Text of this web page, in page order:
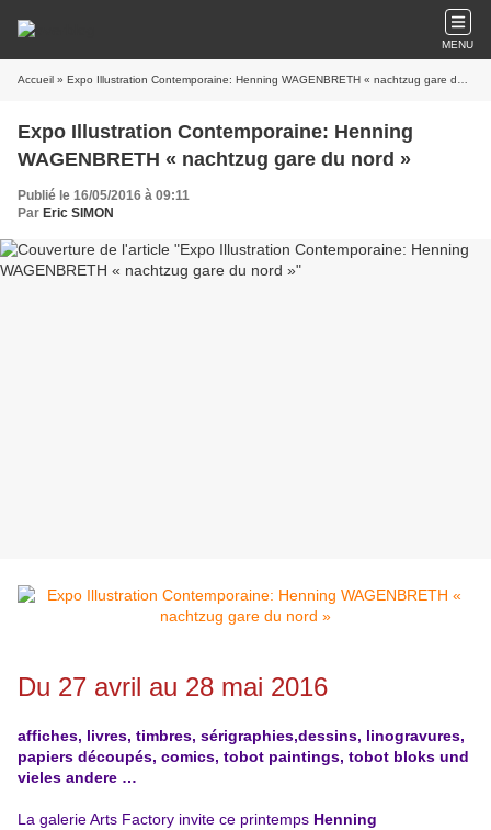
MENU
Accueil » Expo Illustration Contemporaine: Henning WAGENBRETH « nachtzug gare du nord »
Expo Illustration Contemporaine: Henning
WAGENBRETH « nachtzug gare du nord »
Publié le 16/05/2016 à 09:11
Par Eric SIMON
Du 27 avril au 28 mai 2016
affiches, livres, timbres, sérigraphies,dessins, linogravures,
papiers découpés, comics, tobot paintings, tobot bloks und
vieles andere …
La galerie Arts Factory invite ce printemps Henning